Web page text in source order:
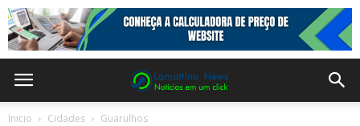
Inicio Cidades Guarulhos